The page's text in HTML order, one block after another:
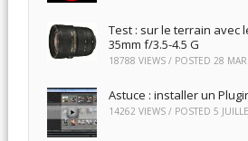
Test : sur le terrain avec
35mm f/3.5-4.5 G
18788 VIEWS / POSTED 28
Astuce : installer un
14262 VIEWS / POSTED 5